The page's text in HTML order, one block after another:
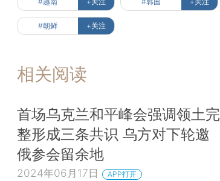
#朝鲜 +关注
相关阅读
首场乌克兰和平峰会强调领土完
整形成三条共识 乌方对下轮邀
俄参会留余地
2024年06月17日 APP打开